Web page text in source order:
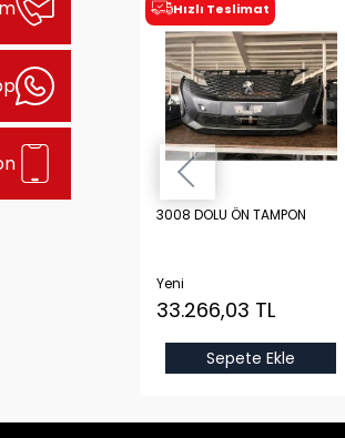
Hızlı Teslimat
3008 DOLU ÖN TAMPON
Yeni
33.266,03 TL
Sepete Ekle